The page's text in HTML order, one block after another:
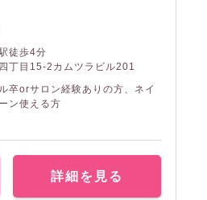
徒歩4分
丁目15-2カムツラビル201
卒orサロン経験ありの方、ネイ
ン使える方
詳細を見る